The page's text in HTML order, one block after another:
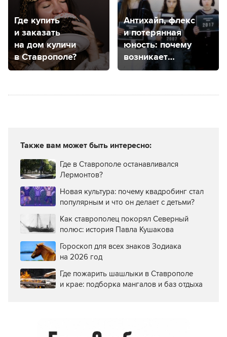
Где купить
и заказать
на дом куличи
в Ставрополе?
Антихайп, флекс
и потерянная
юность: почему
возникает
ностальгия
ли скучать
Также вам может быть интересно:
Где в Ставрополе останавливался
Лермонтов?
Новая культура: почему квадробинг стал
популярным и что он делает с детьми?
Как ставрополец покорял Северный
полюс: история Павла Кушакова
Гороскоп для всех знаков Зодиака
на 2026 год
Где пожарить шашлыки в Ставрополе
и крае: подборка мангалов и баз отдыха